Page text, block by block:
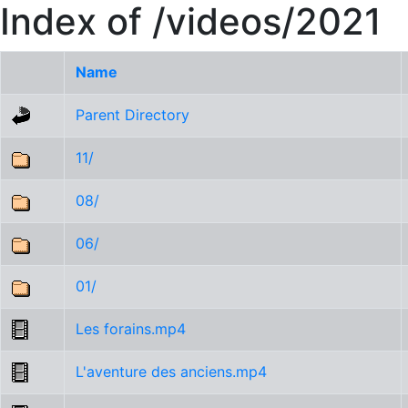
Index of /videos/2021
Name
Parent Directory
11/
08/
06/
01/
Les forains.mp4
L'aventure des anciens.mp4